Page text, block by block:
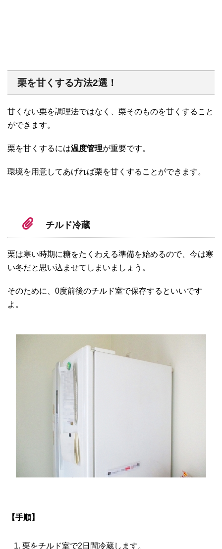
栗を甘くする方法2選！
甘くない栗を調理法ではなく、栗そのものを甘くすること
ができます。
栗を甘くするには温度管理が重要です。
環境を用意してあげれば栗を甘くすることができます。
チルド冷蔵
栗は寒い時期に糖をたくわえる準備を始めるので、今は寒
い冬だと思い込ませてしまいましょう。
そのために、0度前後のチルド室で保存するといいです
よ。
【手順】
栗をチルド室で2日間冷蔵します。